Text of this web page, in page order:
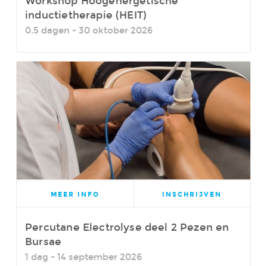
inductietherapie (HEIT)
0.5 dagen - 30 oktober 2026
MEER INFO INSCHRIJVEN
Percutane Electrolyse deel 2 Pezen en
Bursae
1 dag - 14 september 2026